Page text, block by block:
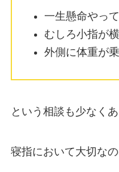
一生懸命やっ
むしろ小指が
外側に体重が
という相談も少なくあ
寝指において大切なの